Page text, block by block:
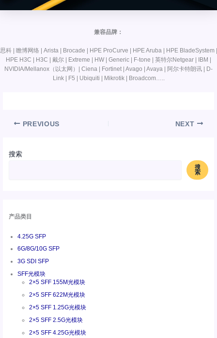
搜索
搜
索
产品类目
4.25G SFP
6G/8G/10G SFP
3G SDI SFP
SFF光模块
2×5 SFF 155M光模块
2×5 SFF 622M光模块
2×5 SFF 1.25G光模块
2×5 SFF 2.5G光模块
2×5 SFF 4.25G光模块
兼容品牌：
思科 | 瞻博网络 | Arista | Brocade | HPE ProCurve | HPE Aruba | HPE BladeSystem |
HPE H3C | H3C | 戴尔 | Extreme | HW | Generic | F-tone | 英特尔Netgear | IBM |
NVIDIA/Mellanox（以太网）| Ciena | Fortinet | Avago | Avaya | 阿尔卡特朗讯 | D-
Link | F5 | Ubiquiti | Mikrotik | Broadcom…..
PREVIOUS NEXT